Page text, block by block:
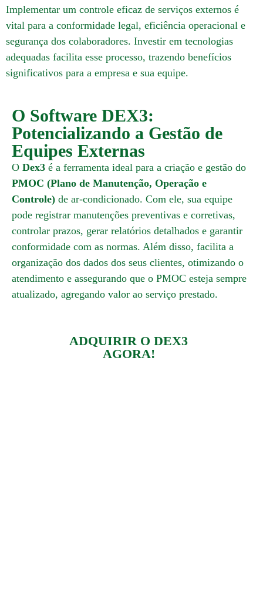
Implementar um controle eficaz de serviços externos é
vital para a conformidade legal, eficiência operacional e
segurança dos colaboradores. Investir em tecnologias
adequadas facilita esse processo, trazendo benefícios
significativos para a empresa e sua equipe.
O Software DEX3:
Potencializando a Gestão de
Equipes Externas
O Dex3 é a ferramenta ideal para a criação e gestão do
PMOC (Plano de Manutenção, Operação e
Controle) de ar-condicionado. Com ele, sua equipe
pode registrar manutenções preventivas e corretivas,
controlar prazos, gerar relatórios detalhados e garantir
conformidade com as normas. Além disso, facilita a
organização dos dados dos seus clientes, otimizando o
atendimento e assegurando que o PMOC esteja sempre
atualizado, agregando valor ao serviço prestado.
ADQUIRIR O DEX3
AGORA!